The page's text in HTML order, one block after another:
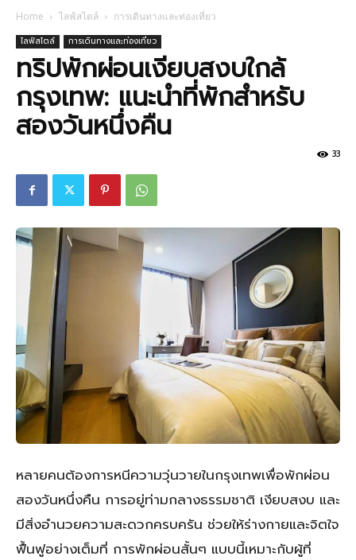
Home ไลฟ์สไตล์ การเดินทางและท่องเที่ยว
ไลฟ์สไตล์ การเดินทางและท่องเที่ยว
ทริปพักผ่อนเงียบสงบใกล้
กรุงเทพ: แนะนำที่พักสำหรับ
สองวันหนึ่งคืน
33
หลายคนต้องการหนีความวุ่นวายในกรุงเทพเพื่อพักผ่อน
สองวันหนึ่งคืน การอยู่ท่ามกลางธรรมชาติ เงียบสงบ และ
มีสิ่งอำนวยความสะดวกครบครัน ช่วยให้ร่างกายและจิตใจ
ฟื้นฟูอย่างเต็มที่ การพักผ่อนสั้นๆ แบบนี้เหมาะกับผู้ที่